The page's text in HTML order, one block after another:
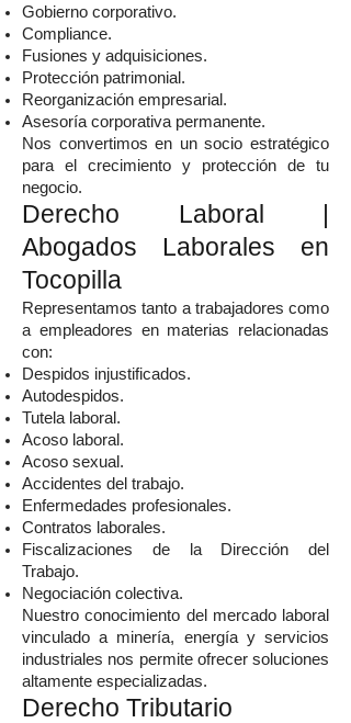
Gobierno corporativo.
Compliance.
Fusiones y adquisiciones.
Protección patrimonial.
Reorganización empresarial.
Asesoría corporativa permanente.
Nos convertimos en un socio estratégico
para el crecimiento y protección de tu
negocio.
Derecho Laboral |
Abogados Laborales en
Tocopilla
Representamos tanto a trabajadores como
a empleadores en materias relacionadas
con:
Despidos injustificados.
Autodespidos.
Tutela laboral.
Acoso laboral.
Acoso sexual.
Accidentes del trabajo.
Enfermedades profesionales.
Contratos laborales.
Fiscalizaciones de la Dirección del
Trabajo.
Negociación colectiva.
Nuestro conocimiento del mercado laboral
vinculado a minería, energía y servicios
industriales nos permite ofrecer soluciones
altamente especializadas.
Derecho Tributario